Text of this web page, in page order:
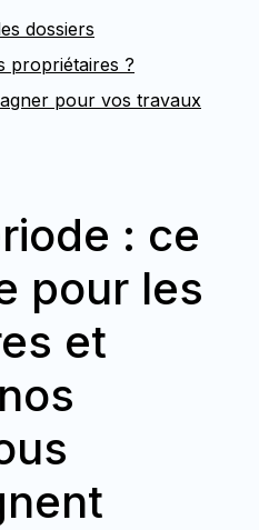
dossiers
propriétaires ?
pour vos travaux
: ce
pour les
et